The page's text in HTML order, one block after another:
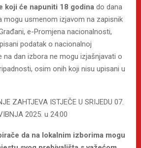
koji će napuniti 18 godina do dana
mogu usmenom izjavom na zapisnik
e-Promjena nacionalnosti,
podatak o nacionalnoj
na dan izbora ne mogu izjašnjavati o
osim onih koji nisu upisani u
ZAHTJEVA ISTJEČE U SRIJEDU 07.
2025. u 24:00
da na lokalnim izborima mogu